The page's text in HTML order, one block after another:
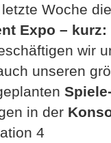
Woche die
Expo – kurz:
wir
unseren
in der
4